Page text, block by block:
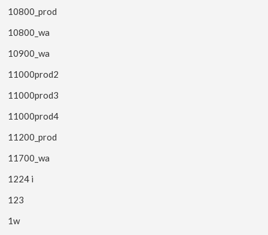
10800_prod
10800_wa
10900_wa
11000prod2
11000prod3
11000prod4
11200_prod
11700_wa
1224 i
123
1w